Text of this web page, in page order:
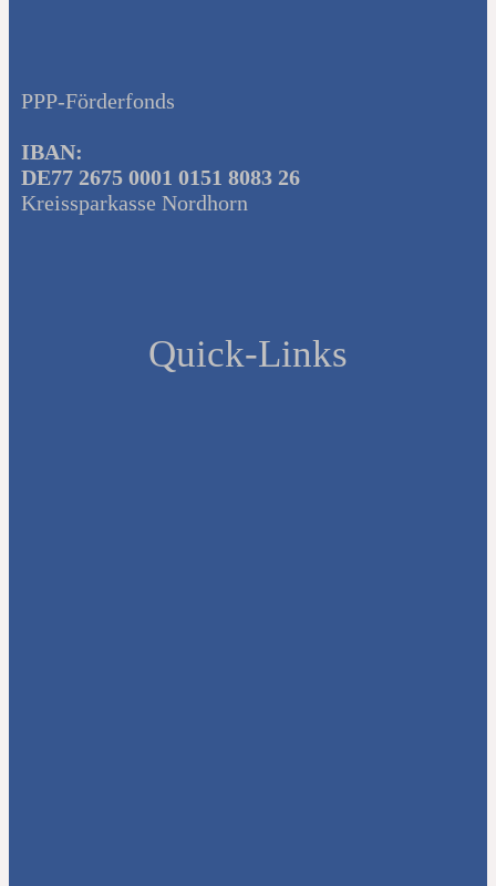
PPP-Förderfonds
IBAN:
DE77 2675 0001 0151 8083 26
Kreissparkasse Nordhorn
Quick-Links